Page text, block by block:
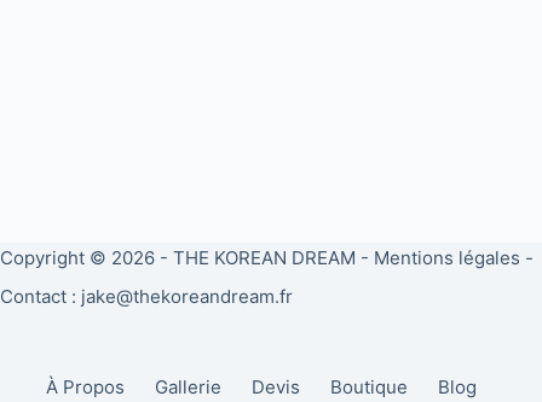
Copyright © 2026 - THE KOREAN DREAM - Mentions légales -
Contact : jake@thekoreandream.fr
À Propos Gallerie Devis Boutique Blog